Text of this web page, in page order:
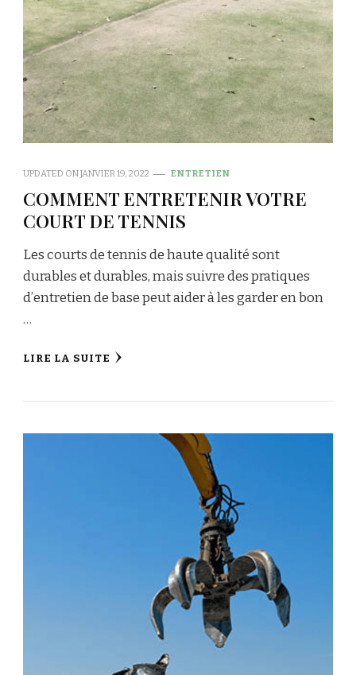
UPDATED ONJANVIER 19, 2022 ENTRETIEN
COMMENT ENTRETENIR VOTRE
COURT DE TENNIS
Les courts de tennis de haute qualité sont
durables et durables, mais suivre des pratiques
d’entretien de base peut aider à les garder en bon
…
LIRE LA SUITE